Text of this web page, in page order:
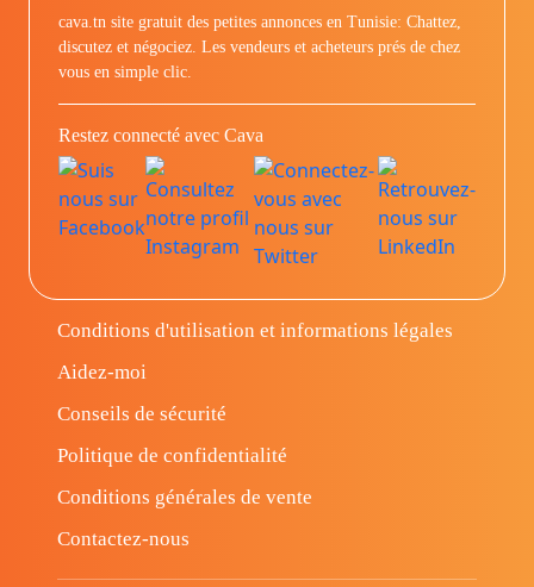
cava.tn site gratuit des petites annonces en Tunisie: Chattez,
discutez et négociez. Les vendeurs et acheteurs prés de chez
vous en simple clic.
Restez connecté avec Cava
Conditions d'utilisation et informations légales
Aidez-moi
Conseils de sécurité
Politique de confidentialité
Conditions générales de vente
Contactez-nous